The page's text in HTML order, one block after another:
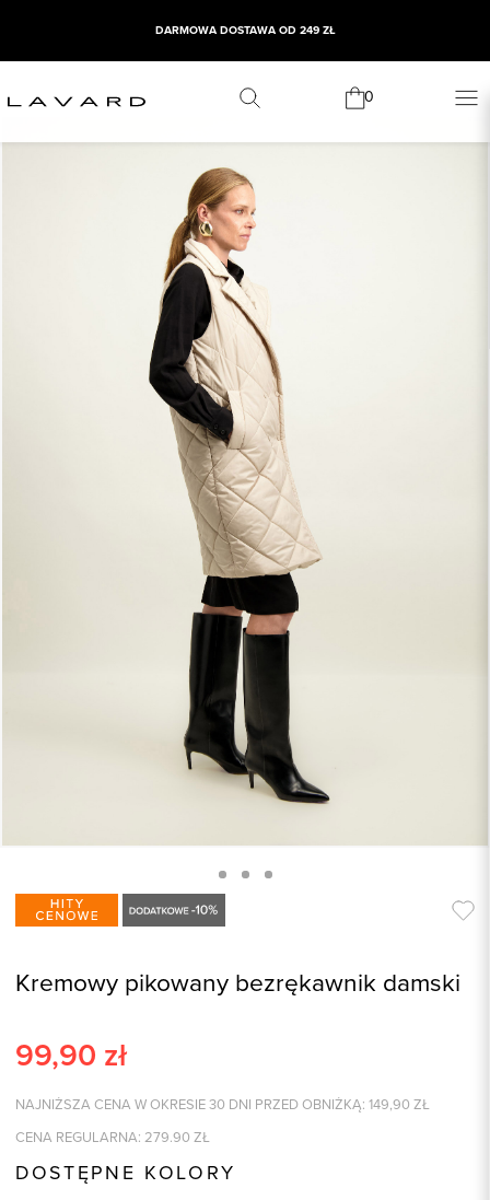
DARMOWA DOSTAWA OD 249 ZŁ
0
Kremowy pikowany bezrękawnik damski
99,90 zł
NAJNIŻSZA CENA W OKRESIE 30 DNI PRZED OBNIŻKĄ: 149,90 ZŁ
CENA REGULARNA: 279.90 ZŁ
DOSTĘPNE KOLORY